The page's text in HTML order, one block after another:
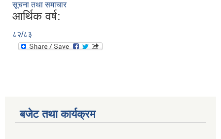
सूचना तथा समाचार
आर्थिक वर्ष:
८२/८३
बजेट तथा कार्यक्रम